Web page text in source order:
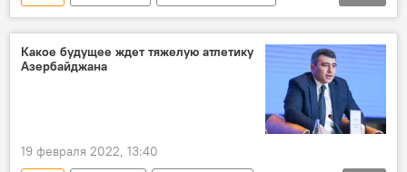
Сирия
Сирия
сирия
Встреча
Какое будущее ждет тяжелую атлетику
Азербайджана
19 февраля 2022, 13:40